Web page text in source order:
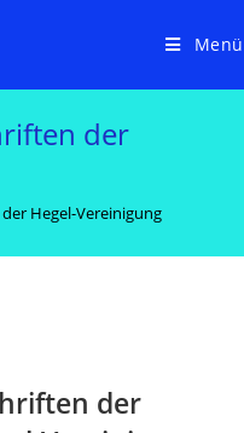
Menü
der
Hegel-Vereinigung
der